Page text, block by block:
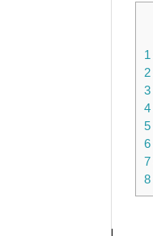
1
2
3
4
5
6
7
8